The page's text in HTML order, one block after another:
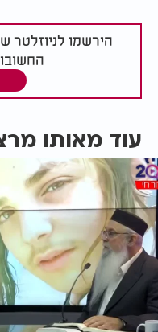
הירשמו לניוזלטר
עוד מאותו